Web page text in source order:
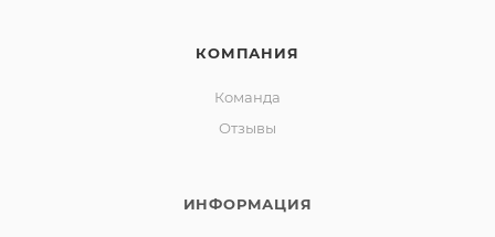
КОМПАНИЯ
Команда
Отзывы
ИНФОРМАЦИЯ